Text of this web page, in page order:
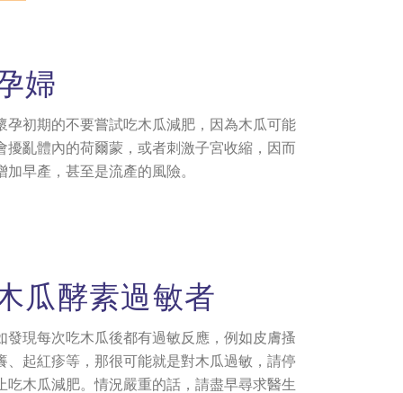
婦
孕初期的不要嘗試吃木瓜減肥，因為木瓜可能
擾亂體內的荷爾蒙，或者刺激子宮收縮，因而
加早產，甚至是流產的風險。
瓜酵素過敏者
發現每次吃木瓜後都有過敏反應，例如皮膚搔
、起紅疹等，那很可能就是對木瓜過敏，請停
吃木瓜減肥。情況嚴重的話，請盡早尋求醫生